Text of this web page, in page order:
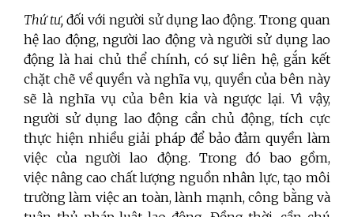
Thứ tư,đối với người sử dụng lao động. Trong quan
hệ lao động, người lao động và người sử dụng lao
động là hai chủ thể chính, có sự liên hệ, gắn kết
chặt chẽ về quyền và nghĩa vụ, quyền của bên này
sẽ là nghĩa vụ của bên kia và ngược lại. Vì vậy,
người sử dụng lao động cần chủ động, tích cực
thực hiện nhiều giải pháp để bảo đảm quyền làm
việc của người lao động. Trong đó bao gồm,
việc nâng cao chất lượng nguồn nhân lực, tạo môi
trường làm việc an toàn, lành mạnh, công bằng và